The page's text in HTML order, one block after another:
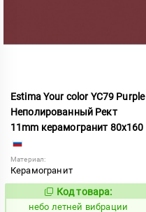
Estima Your color YC79 Purple
Неполированный Рект
11mm керамогранит 80x160
Материал:
Керамогранит
1115260
Код товара:
небо летней вибрации